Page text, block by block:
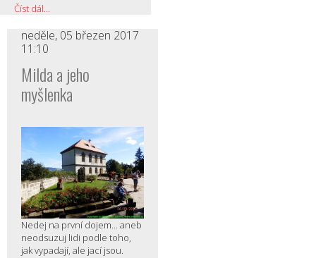
Číst dál...
neděle, 05 březen 2017
11:10
Milda a jeho
myšlenka
Nedej na první dojem... aneb
neodsuzuj lidi podle toho,
jak vypadají, ale jací jsou.